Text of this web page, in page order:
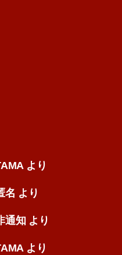
より
名 より
通知 より
より